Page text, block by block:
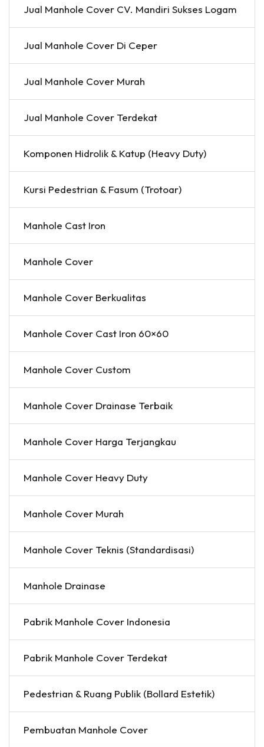
Jual Manhole Cover CV. Mandiri Sukses Logam
Jual Manhole Cover Di Ceper
Jual Manhole Cover Murah
Jual Manhole Cover Terdekat
Komponen Hidrolik & Katup (Heavy Duty)
Kursi Pedestrian & Fasum (Trotoar)
Manhole Cast Iron
Manhole Cover
Manhole Cover Berkualitas
Manhole Cover Cast Iron 60×60
Manhole Cover Custom
Manhole Cover Drainase Terbaik
Manhole Cover Harga Terjangkau
Manhole Cover Heavy Duty
Manhole Cover Murah
Manhole Cover Teknis (Standardisasi)
Manhole Drainase
Pabrik Manhole Cover Indonesia
Pabrik Manhole Cover Terdekat
Pedestrian & Ruang Publik (Bollard Estetik)
Pembuatan Manhole Cover